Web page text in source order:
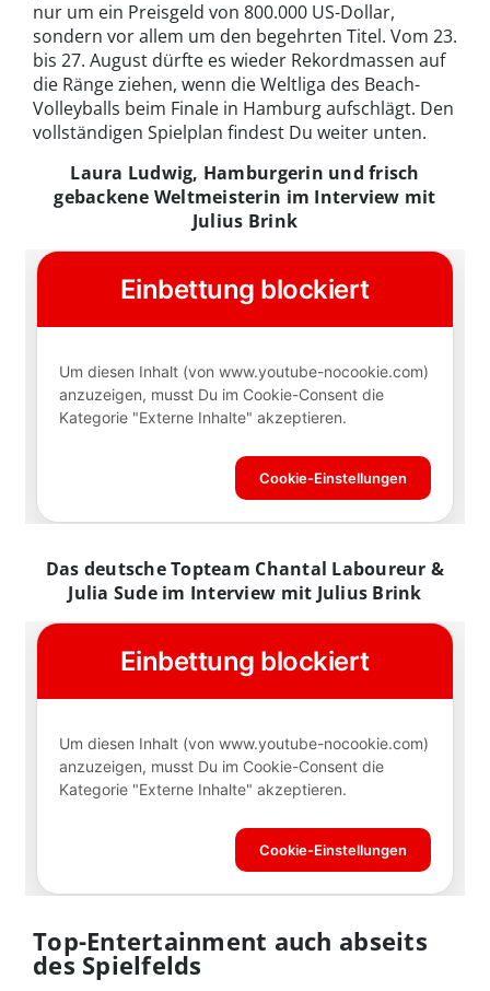
nur um ein Preisgeld von 800.000 US-Dollar,
sondern vor allem um den begehrten Titel. Vom 23.
bis 27. August dürfte es wieder Rekordmassen auf
die Ränge ziehen, wenn die Weltliga des Beach-
Volleyballs beim Finale in Hamburg aufschlägt. Den
vollständigen Spielplan findest Du weiter unten.
Laura Ludwig, Hamburgerin und frisch
gebackene Weltmeisterin im Interview mit
Julius Brink
Das deutsche Topteam Chantal Laboureur &
Julia Sude im Interview mit Julius Brink
Top-Entertainment auch abseits
des Spielfelds